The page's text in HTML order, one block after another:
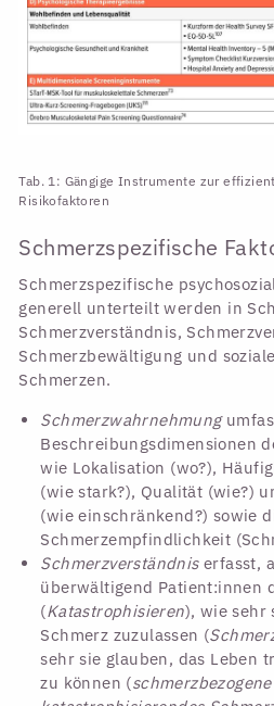
Tab. 1: Gängige Instrumente zur
Risikofaktoren
Schmerzspezifische
Schmerzspezifische
generell unterteilt werden in
Schmerzverständnis,
Schmerzbewältigung und
Schmerzen.
Schmerzwahrnehmung
Beschreibungsdimensionen
wie Lokalisation (wo?),
(wie stark?), Qualität (wie?)
(wie einschränkend?) sowie
Schmerzempfindlichkeit
Schmerzverständniserfasst,
überwältigend Patient:innen
(Katastrophisieren), wie sehr
Schmerz zuzulassen (
sehr sie glauben, das Leben
zu können (